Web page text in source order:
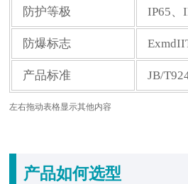
防护等极 IP65、
防爆标志
产品标准 JB/
左右拖动表格显示其他内容
产品如何选型